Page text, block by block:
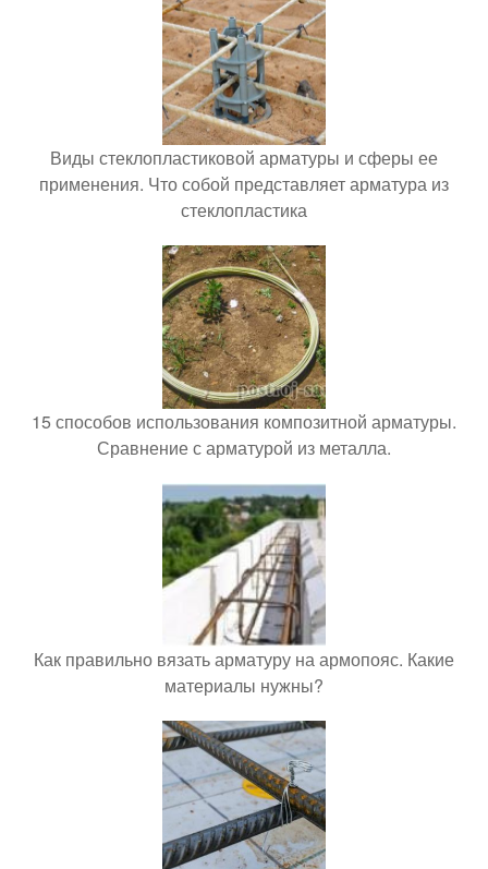
Виды стеклопластиковой арматуры и сферы ее
применения. Что собой представляет арматура из
стеклопластика
15 способов использования композитной арматуры.
Сравнение с арматурой из металла.
Как правильно вязать арматуру на армопояс. Какие
материалы нужны?